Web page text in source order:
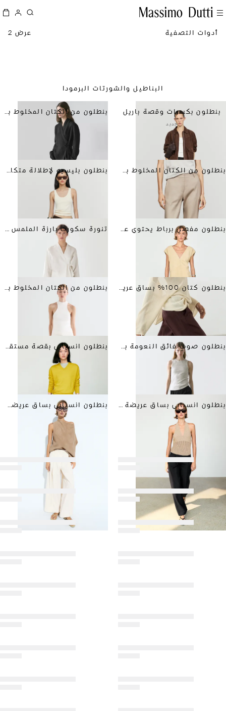
أدوات التصفية عرض 2
البناطيل والشورتات البرمودا
بنطلون بكسرات وقصة باريل
جديد
بنطلون من الكتان المخلوط بقصة مستقيمة
بنطلون من الكتان المخلوط بقصة مستقيمة بنطلون بليسيه لإطلالة متكاملة
بنطلون مفصل برباط يحتوي على قطن تنورة سكورت بارزة الملمس ضمن إطلالة كاملة
بنطلون كتان 100% بساق عريضة وتفصيل مرن بنطلون من الكتان المخلوط بقصة مستقيمة
بنطلون صوف فائق النعومة ببنسات بنطلون انسيابي بقصة مستقيمة
بنطلون انسيابي بساق عريضة وقصة قصيرة بنطلون انسيابي بساق عريضة وقصة قصيرة